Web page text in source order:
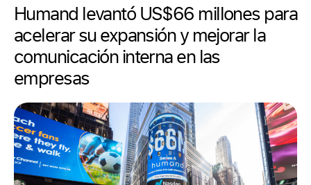
Humand levantó US$66 millones para
acelerar su expansión y mejorar la
comunicación interna en las
empresas